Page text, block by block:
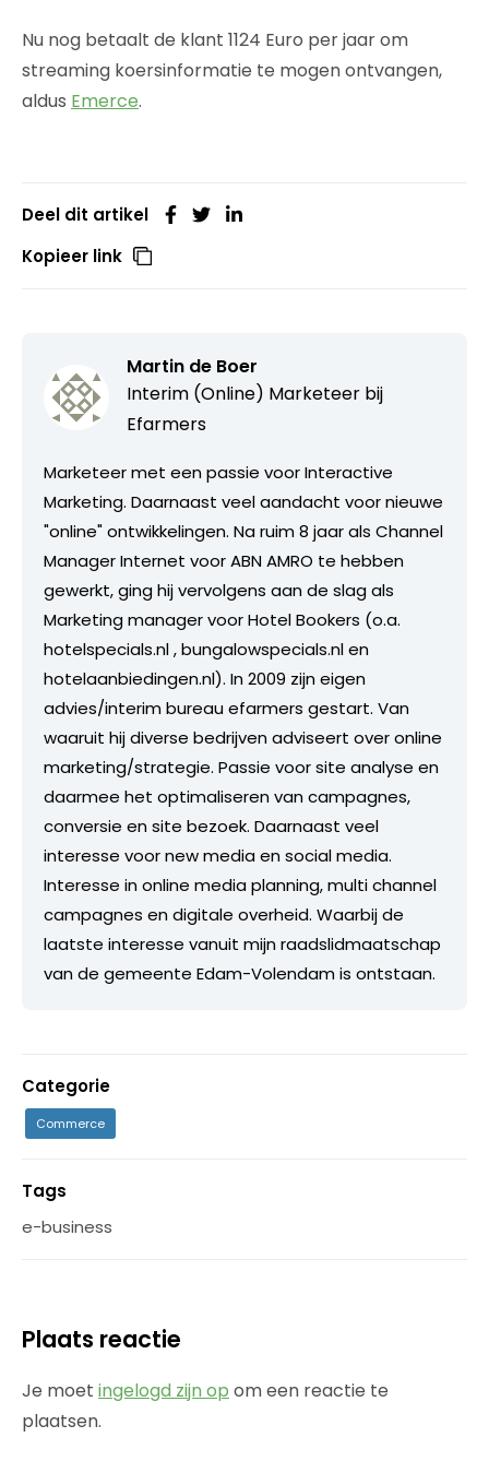
Nu nog betaalt de klant 1124 Euro per jaar om
streaming koersinformatie te mogen ontvangen,
aldus Emerce.
Deel dit artikel
Kopieer link
Martin de Boer
Interim (Online) Marketeer bij
Efarmers
Marketeer met een passie voor Interactive
Marketing. Daarnaast veel aandacht voor nieuwe
"online" ontwikkelingen. Na ruim 8 jaar als Channel
Manager Internet voor ABN AMRO te hebben
gewerkt, ging hij vervolgens aan de slag als
Marketing manager voor Hotel Bookers (o.a.
hotelspecials.nl , bungalowspecials.nl en
hotelaanbiedingen.nl). In 2009 zijn eigen
advies/interim bureau efarmers gestart. Van
waaruit hij diverse bedrijven adviseert over online
marketing/strategie. Passie voor site analyse en
daarmee het optimaliseren van campagnes,
conversie en site bezoek. Daarnaast veel
interesse voor new media en social media.
Interesse in online media planning, multi channel
campagnes en digitale overheid. Waarbij de
laatste interesse vanuit mijn raadslidmaatschap
van de gemeente Edam-Volendam is ontstaan.
Categorie
Commerce
Tags
e-business
Plaats reactie
Je moet ingelogd zijn op om een reactie te
plaatsen.